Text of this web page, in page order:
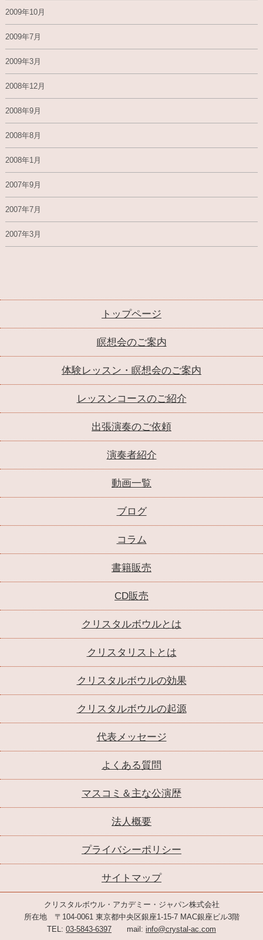
2009年10月
2009年7月
2009年3月
2008年12月
2008年9月
2008年8月
2008年1月
2007年9月
2007年7月
2007年3月
トップページ
瞑想会のご案内
体験レッスン・瞑想会のご案内
レッスンコースのご紹介
出張演奏のご依頼
演奏者紹介
動画一覧
ブログ
コラム
書籍販売
CD販売
クリスタルボウルとは
クリスタリストとは
クリスタルボウルの効果
クリスタルボウルの起源
代表メッセージ
よくある質問
マスコミ＆主な公演歴
法人概要
プライバシーポリシー
サイトマップ
クリスタルボウル・アカデミー・ジャパン株式会社
所在地 〒104-0061 東京都中央区銀座1-15-7 MAC銀座ビル3階
TEL: 03-5843-6397 mail: info@crystal-ac.com